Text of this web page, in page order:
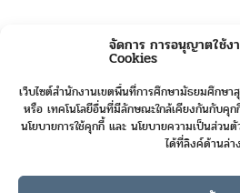
จัดการ การอนุญาตใช้ง
Cookies
เว็บไซต์สำนักงานเขตพื้นที่การศึกษามัธยมศึกษา
หรือ เทคโนโลยีอื่นที่มีลักษณะใกล้เคียงกันกับคุก
นโยบายการใช้คุกกี้ และ นโยบายความเป็นส่วน
ได้ที่ลิงค์ด้านล่าง